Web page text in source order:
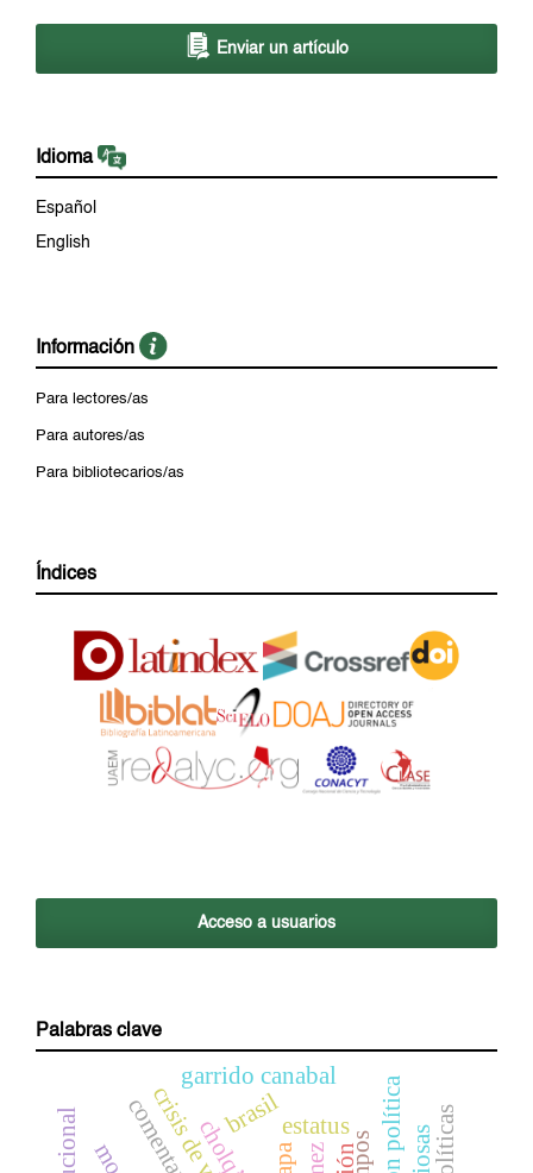
Enviar un artículo
Idioma
Español
English
Información
Para lectores/as
Para autores/as
Para bibliotecarios/as
Índices
Acceso a usuarios
Palabras clave
comentario estatus
brasil
garrido canabal